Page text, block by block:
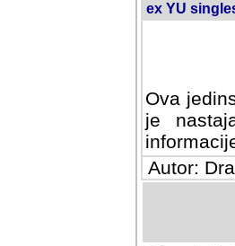
ex YU
Ova
je
Autor: